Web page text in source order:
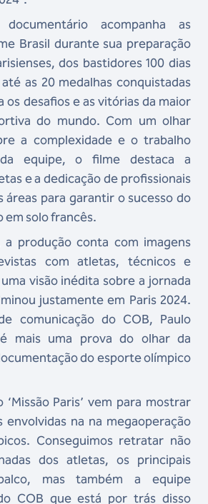
acompanha as
Brasil durante sua preparação
dos bastidores 100 dias
as 20 medalhas conquistadas
os desafios e as vitórias da maior
do mundo. Com um olhar
a complexidade e o trabalho
da equipe, o filme destaca a
e a dedicação de profissionais
áreas para garantir o sucesso do
solo francês.
a produção conta com imagens
com atletas, técnicos e
visão inédita sobre a jornada
justamente em Paris 2024.
comunicação do COB, Paulo
mais uma prova do olhar da
do esporte olímpico
Paris’ vem para mostrar
envolvidas na na megaoperação
Conseguimos retratar não
dos atletas, os principais
mas também a equipe
COB que está por trás disso